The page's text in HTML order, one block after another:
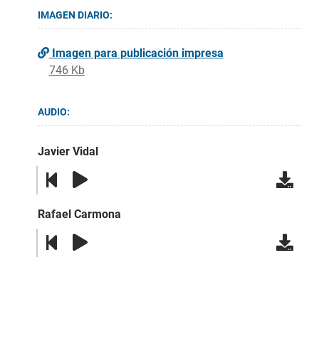
IMAGEN DIARIO:
Imagen para publicación impresa
746 Kb
AUDIO:
Javier Vidal
Rafael Carmona